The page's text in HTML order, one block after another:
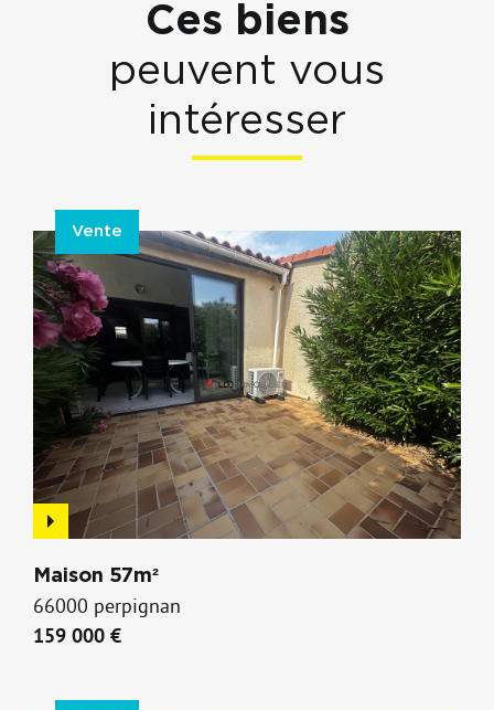
Ces biens
peuvent vous
intéresser
Vente
Maison 57m²
66000 perpignan
159 000 €